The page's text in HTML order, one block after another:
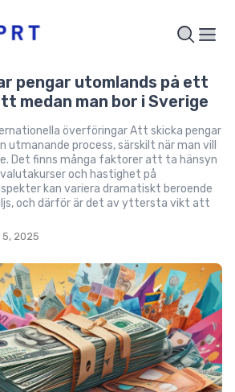
pengar utomlands på ett
medan man bor i Sverige
överföringar Att skicka pengar
utmanande process, särskilt när man vill
Det finns många faktorer att ta hänsyn
och hastighet på
kan variera dramatiskt beroende
och därför är det av yttersta vikt att
5, 2025